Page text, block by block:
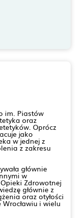
im. Piastów
oraz
Oprócz
jako
w jednej z
z zakresu
głównie
w
Zdrowotnej
głównie z
oraz otyłości
i wielu